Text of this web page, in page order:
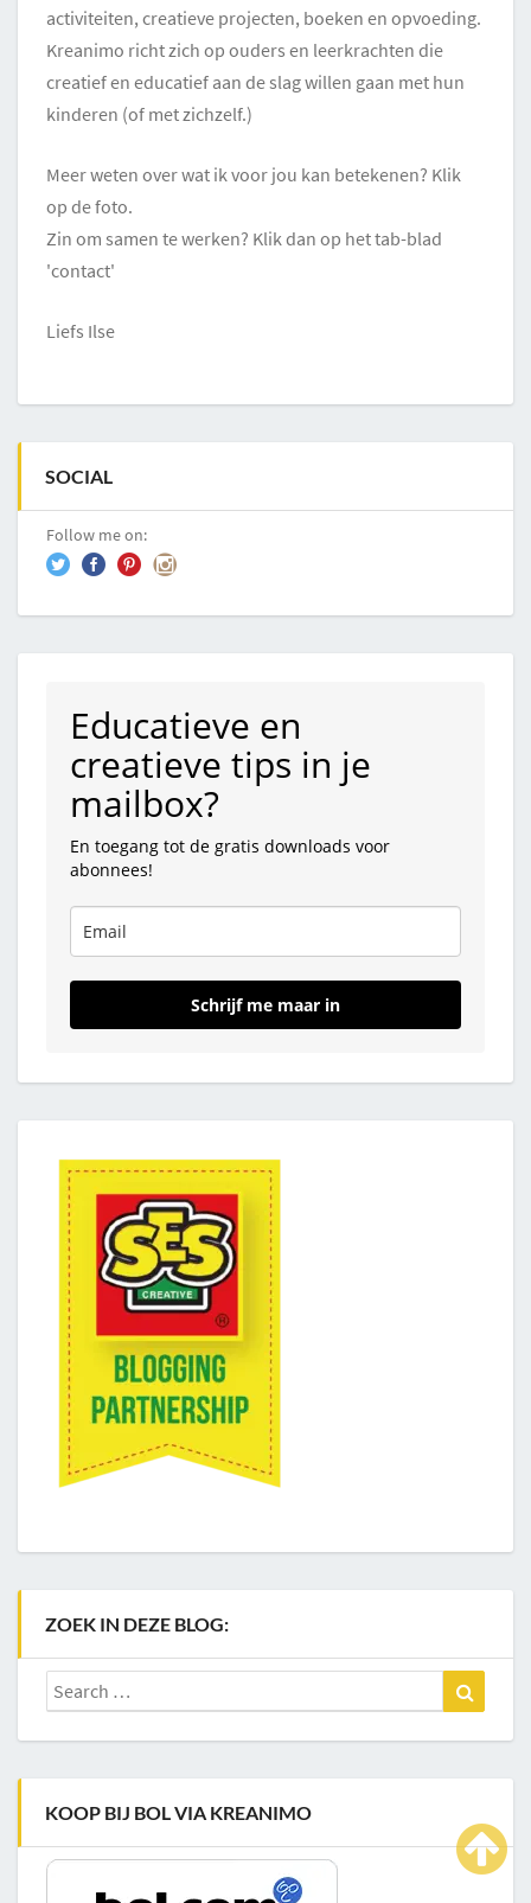
activiteiten, creatieve projecten, boeken en opvoeding.
Kreanimo richt zich op ouders en leerkrachten die
creatief en educatief aan de slag willen gaan met hun
kinderen (of met zichzelf.)
Meer weten over wat ik voor jou kan betekenen? Klik
op de foto.
Zin om samen te werken? Klik dan op het tab-blad
'contact'
Liefs Ilse
SOCIAL
Follow me on:
Educatieve en
creatieve tips in je
mailbox?
En toegang tot de gratis downloads voor
abonnees!
Schrijf me maar in
ZOEK IN DEZE BLOG:
Search
for:
KOOP BIJ BOL VIA KREANIMO